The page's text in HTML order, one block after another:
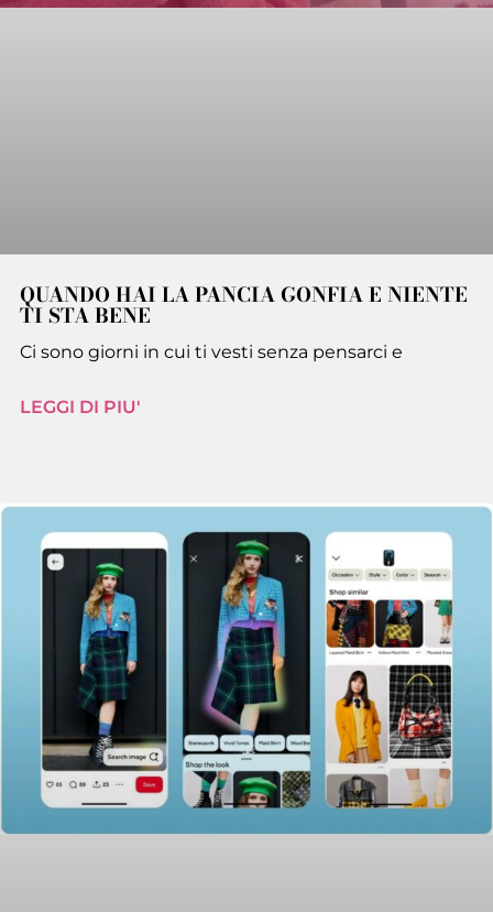
QUANDO HAI LA PANCIA GONFIA E NIENTE
TI STA BENE
Ci sono giorni in cui ti vesti senza pensarci e
LEGGI DI PIU'